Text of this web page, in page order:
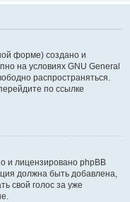
форме) создано и
на условиях GNU General
распространяться.
по ссылке
и лицензировано phpBB
должна быть добавлена,
свой голос за уже